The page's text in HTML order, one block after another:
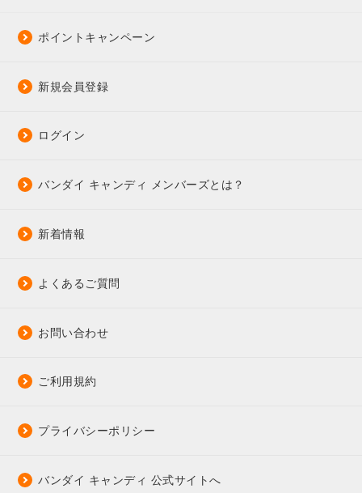
ポイントキャンペーン
新規会員登録
ログイン
バンダイ キャンディ メンバーズとは？
新着情報
よくあるご質問
お問い合わせ
ご利用規約
プライバシーポリシー
バンダイ キャンディ 公式サイトへ